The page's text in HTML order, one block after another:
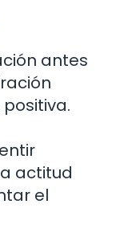
antes
actitud
el